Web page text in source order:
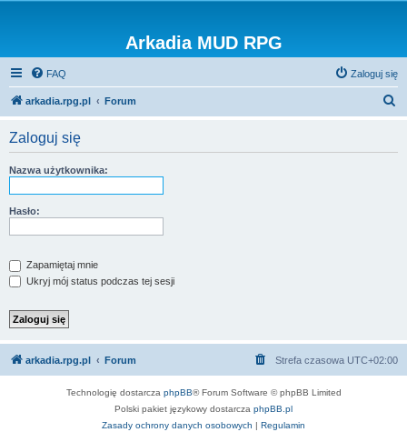
Arkadia MUD RPG
FAQ Zaloguj się
arkadia.rpg.pl Forum
Zaloguj się
Nazwa użytkownika:
Hasło:
Zapamiętaj mnie
Ukryj mój status podczas tej sesji
arkadia.rpg.pl Forum Strefa czasowa UTC+02:00
Technologię dostarcza phpBB® Forum Software © phpBB Limited
Polski pakiet językowy dostarcza phpBB.pl
Zasady ochrony danych osobowych | Regulamin